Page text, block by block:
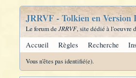
JRRVF - Tolkien en Version
Le forum deJRRVF, site dédié à l'oeuvre
Accueil Règles Recherche
Vous n'êtes pas identifié(e).